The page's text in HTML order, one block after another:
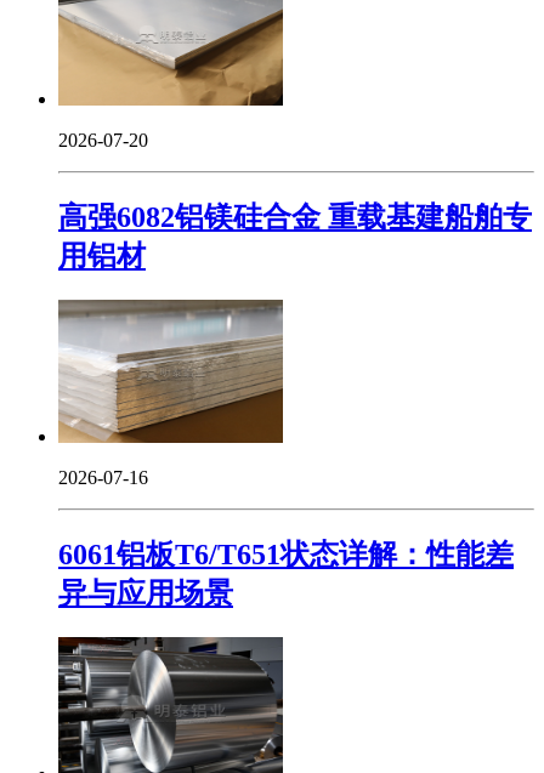
2026-07-20
高强6082铝镁硅合金 重载基建船舶专
用铝材
2026-07-16
6061铝板T6/T651状态详解：性能差
异与应用场景